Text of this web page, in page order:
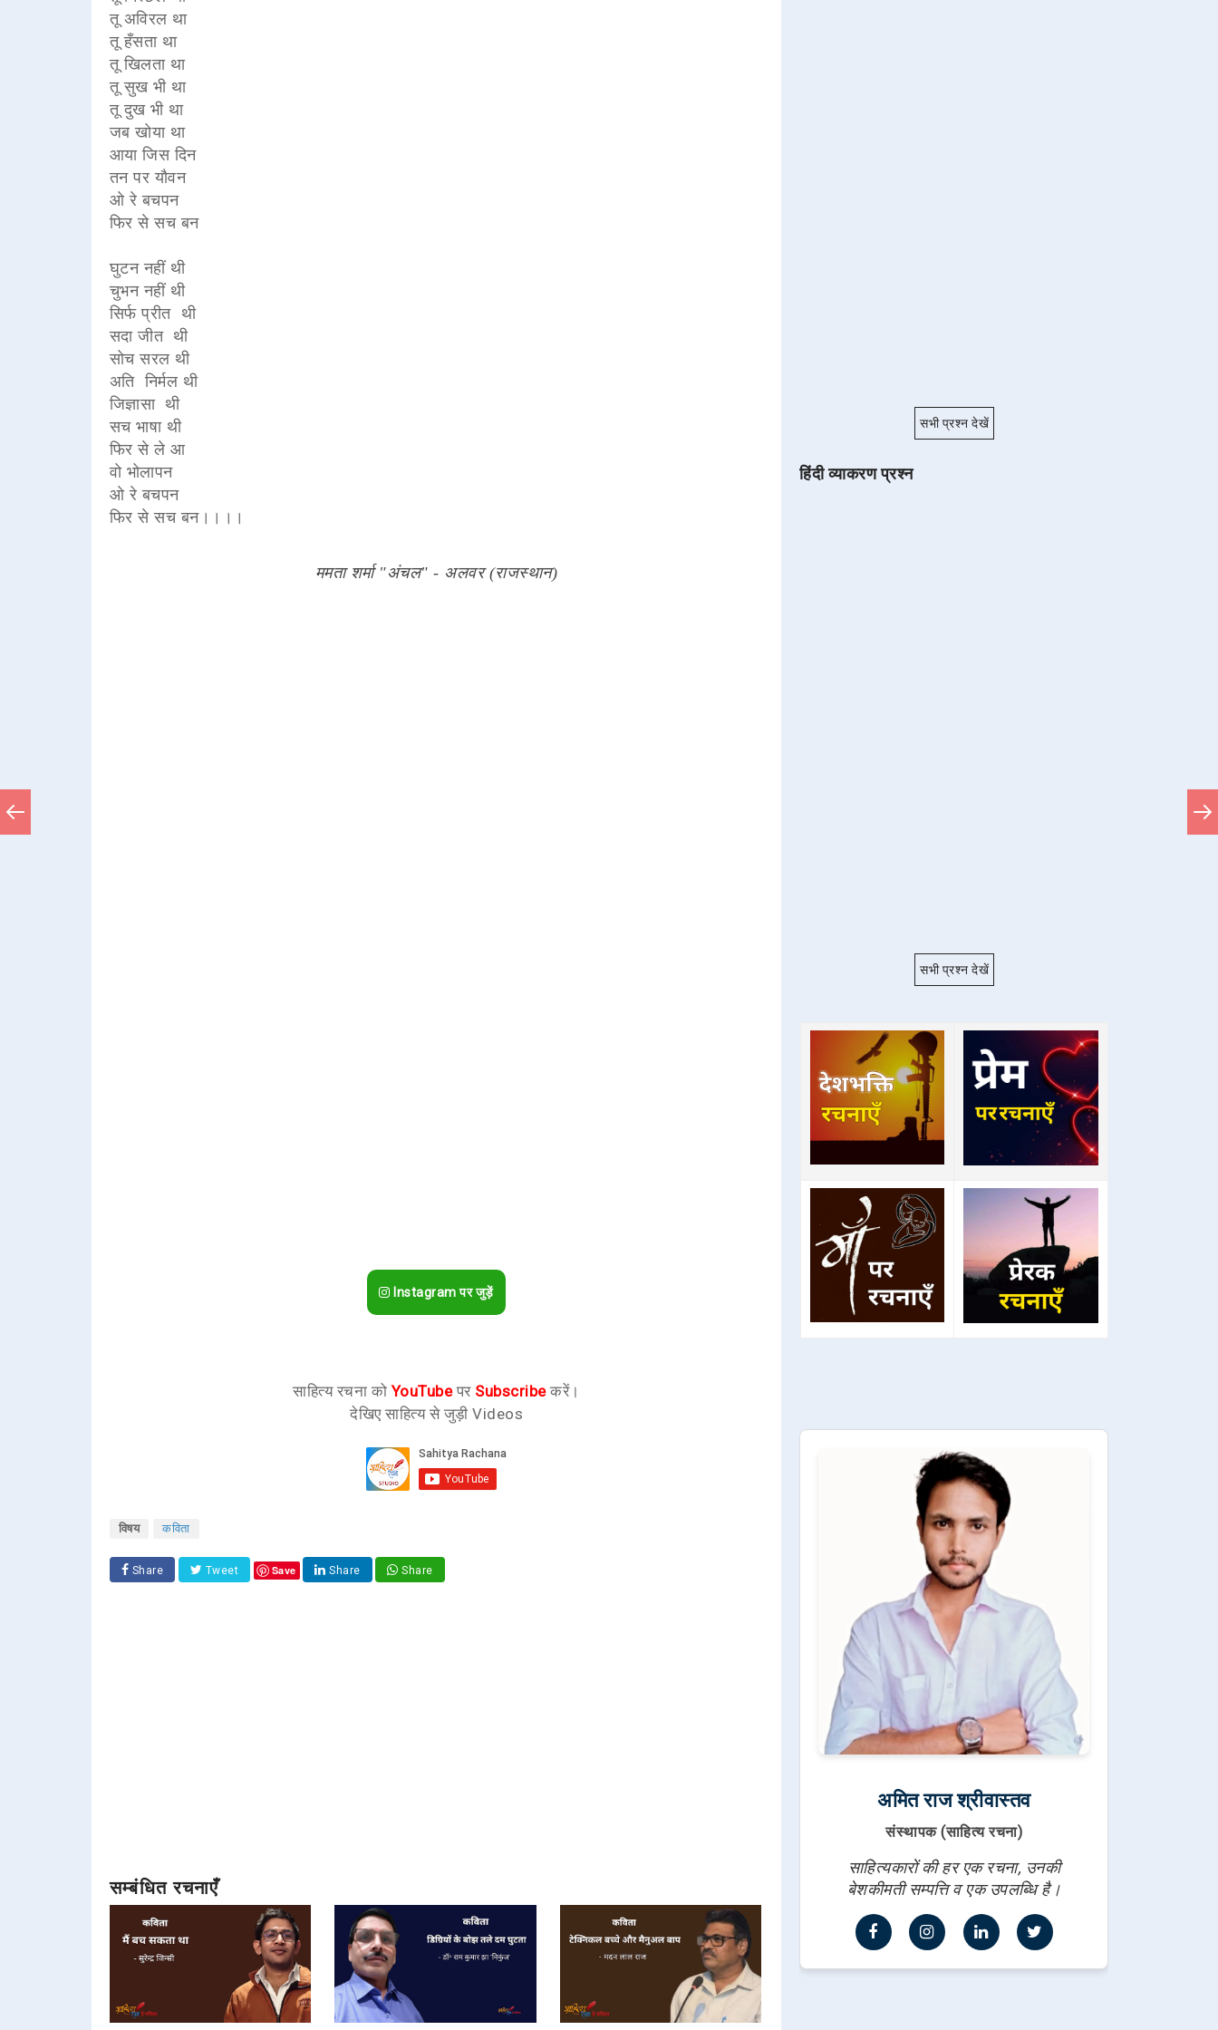
तू अविरल था
तू हँसता था
तू खिलता था
तू सुख भी था
तू दुख भी था
जब खोया था
आया जिस दिन
तन पर यौवन
ओ रे बचपन
फिर से सच बन
घुटन नहीं थी
चुभन नहीं थी
सिर्फ प्रीत थी
सदा जीत थी
सोच सरल थी
अति निर्मल थी
जिज्ञासा थी
सच भाषा थी
फिर से ले आ
वो भोलापन
ओ रे बचपन
फिर से सच बन।।।।
ममता शर्मा "अंचल" - अलवर (राजस्थान)
Instagram पर जुड़ें
साहित्य रचना कोYouTubeपर Subscribeकरें।
देखिए साहित्य से जुड़ी Videos
विषय कविता
Share Tweet Save Share Share
सम्बंधित रचनाएँ
सभी प्रश्न देखें
हिंदी व्याकरण प्रश्न
सभी प्रश्न देखें
अमित राज श्रीवास्तव
संस्थापक (साहित्य रचना)
साहित्यकारों की हर एक रचना, उनकी
बेशकीमती सम्पत्ति व एक उपलब्धि है।